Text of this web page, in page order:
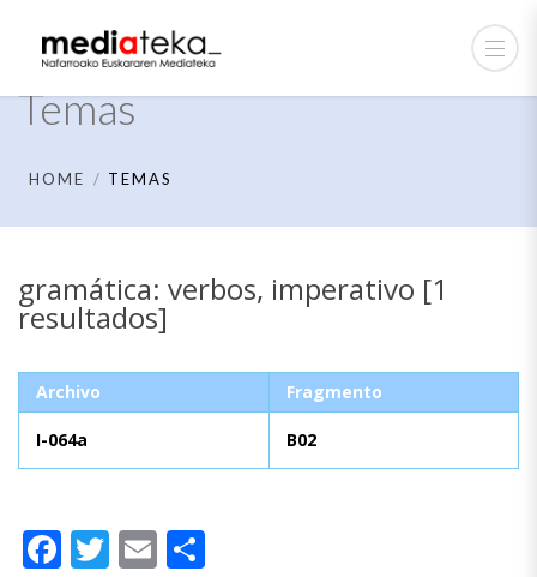
Temas
HOME TEMAS
gramática: verbos, imperativo [1
resultados]
Archivo Fragmento
I-064a B02
Facebook
Twitter
Email